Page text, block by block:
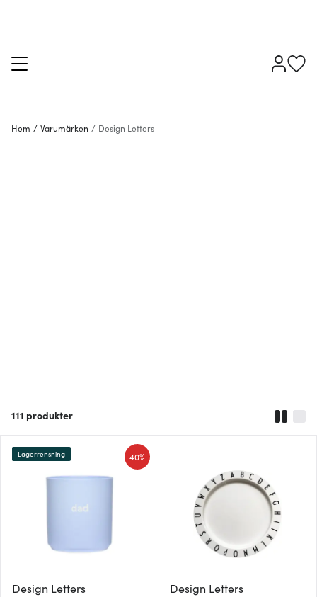
Hem / Varumärken / Design Letters
111 produkter
Design Letters
40%
Lagerrensning
Design Letters